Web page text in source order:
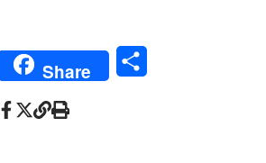
Twitter Share